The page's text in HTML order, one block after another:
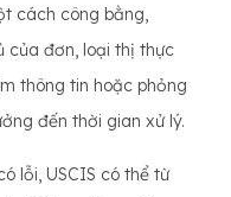
cách công bằng,
của đơn, loại thị thực
thông tin hoặc phỏng
đến thời gian xử lý.
lỗi, USCIS có thể từ